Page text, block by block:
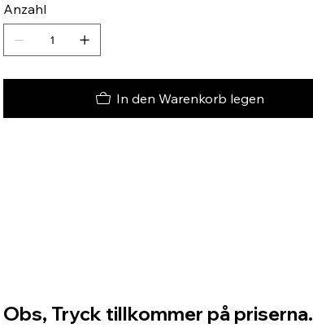
Anzahl
In den Warenkorb legen
Obs, Tryck tillkommer på priserna.